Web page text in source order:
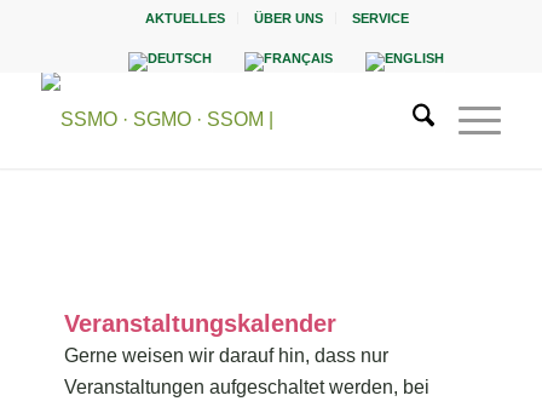
AKTUELLES ÜBER UNS SERVICE
Veranstaltungskalender
Gerne weisen wir darauf hin, dass nur
Veranstaltungen aufgeschaltet werden, bei